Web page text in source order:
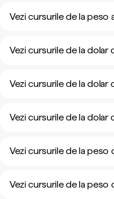
Vezi cursurile de la peso
Vezi cursurile de la dolar
Vezi cursurile de la dolar
Vezi cursurile de la dolar
Vezi cursurile de la peso
Vezi cursurile de la peso